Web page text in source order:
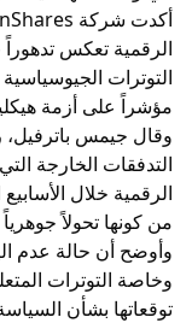
الرقمية تعكس
التوترات
مؤشراً على أزمة
التدفقات الخارجة
الرقمية خلال
من كونها تحولاً
وأوضح أن حالة عدم
وخاصة التوترات
توقعاتها بشأن